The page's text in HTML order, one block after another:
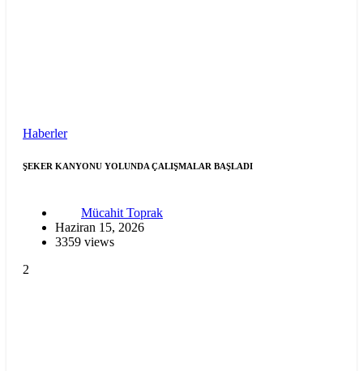
Haberler
ŞEKER KANYONU YOLUNDA ÇALIŞMALAR BAŞLADI
Mücahit Toprak
Haziran 15, 2026
3359 views
2